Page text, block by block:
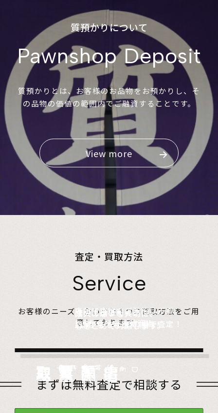
質預かりについて
Pawnshop Deposit
質預かりとは、お客様のお品物をお預かりし、そ
の品物の価値の範囲内でご融資することです。
View more
査定・買取方法
Service
お客様のニーズに合わせた４つの買取方法をご用
意しております。
Store
店頭買取
店頭で査定、ご予約は不要。
1点からでも大歓迎！
Visit
出張買取
無料でご自宅にお伺い、
査定のプロがその場で査定！
Del
i
very
宅配買取
詰めて送るだけ。
1点からでも送料無料！
Estate
遺品整理
故人の想いを大切に、
心をこめて対応します。
まずは無料査定で相談する